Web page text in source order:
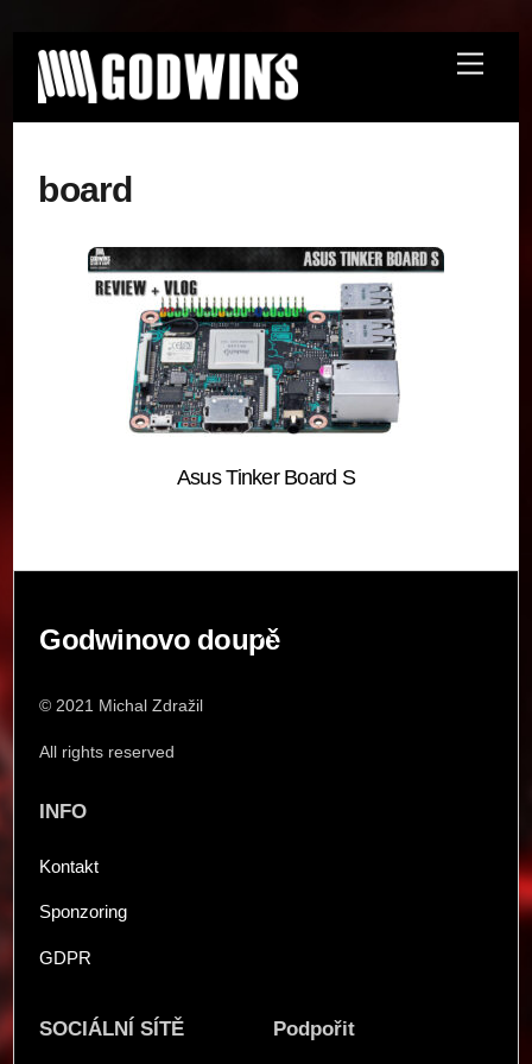
content
Menu
board
Asus Tinker Board S
Back
Godwinovo doupě
© 2021 Michal Zdražil
All rights reserved
INFO
Kontakt
Sponzoring
GDPR
SOCIÁLNÍ SÍTĚ Podpořit